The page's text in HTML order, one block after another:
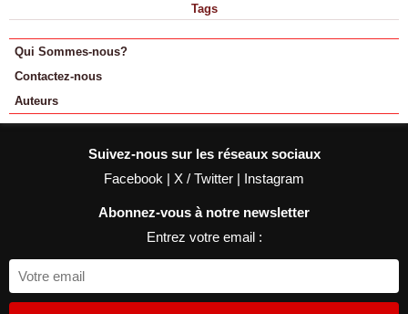
Tags
Qui Sommes-nous?
Contactez-nous
Auteurs
Suivez-nous sur les réseaux sociaux
Facebook | X / Twitter | Instagram
Abonnez-vous à notre newsletter
Entrez votre email :